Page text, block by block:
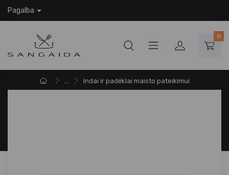
Pagalba
0
... Indai ir padėklai maisto pateikimui